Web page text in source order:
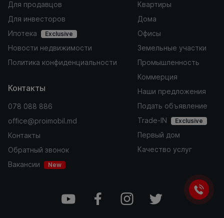
Для продавцов
Для инвесторов
Ипотека
Exclusive
Новости недвижимости
Политика конфиденциальности
Квартиры
Дома
Офисы
Земельные участки
Промышленность
Коммерция
Наши предложения
Подать объявление
Trade-IN
Exclusive
Первый дом
Качество услуг
Контакты
078 088 886
office@proimobil.md
Контакты
Обратный звонок
Вакансии
New